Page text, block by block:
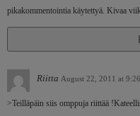
pikakommentointia käytettyä. Kivaa
Riitta August 22, 2011 at
>Teilläpäin siis omppuja riittää